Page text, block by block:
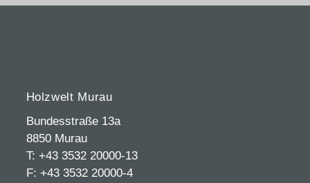
Holzwelt Murau
Bundesstraße 13a
8850 Murau
T: +43 3532 20000-13
F: +43 3532 20000-4